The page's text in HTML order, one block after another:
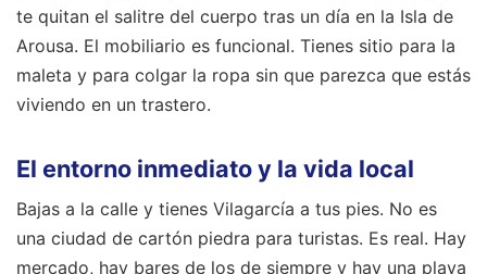
te quitan el salitre del cuerpo tras un día en la Isla de
Arousa. El mobiliario es funcional. Tienes sitio para la
maleta y para colgar la ropa sin que parezca que estás
viviendo en un trastero.
El entorno inmediato y la vida local
Bajas a la calle y tienes Vilagarcía a tus pies. No es
una ciudad de cartón piedra para turistas. Es real. Hay
mercado, hay bares de los de siempre y hay una playa